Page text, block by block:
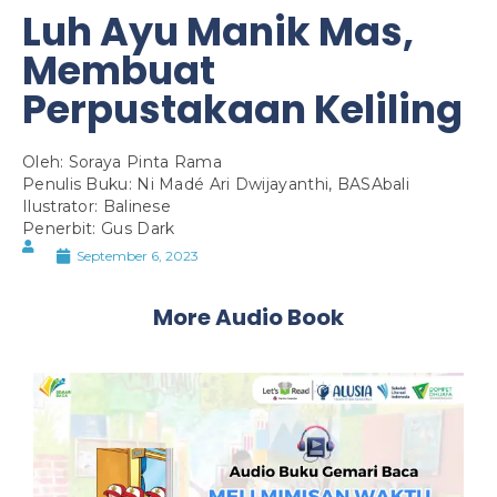
Luh Ayu Manik Mas,
Membuat
Perpustakaan Keliling
Oleh: Soraya Pinta Rama
Penulis Buku: Ni Madé Ari Dwijayanthi, BASAbali
Ilustrator: Balinese
Penerbit: Gus Dark
September 6, 2023
More Audio Book